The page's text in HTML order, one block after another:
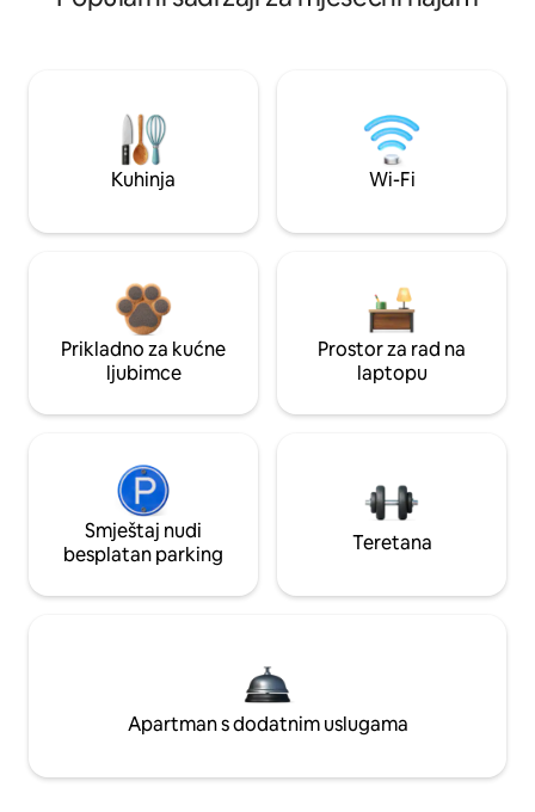
Kuhinja Wi-Fi
Prikladno za kućne
ljubimce
Prostor za rad na
laptopu
Smještaj nudi
besplatan parking
Teretana
Apartman s dodatnim uslugama